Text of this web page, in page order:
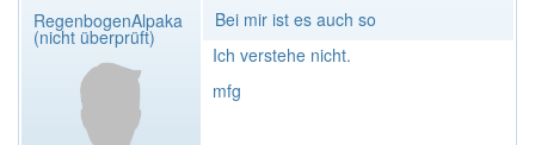
RegenbogenAlpaka
(nicht überprüft)
Bei mir ist es auch so
Ich verstehe nicht.
mfg